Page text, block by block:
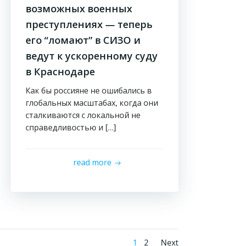
возможных военных
преступлениях — теперь
его “ломают” в СИЗО и
ведут к ускоренному суду
в Краснодаре
Как бы россияне не ошибались в
глобальных масштабах, когда они
сталкиваются с локальной не
справедливостью и […]
read more
Страница
1 Страница
2 Next